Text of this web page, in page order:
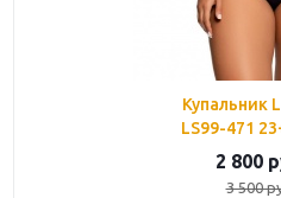
Купальник
LS99-471
2 800
3 500